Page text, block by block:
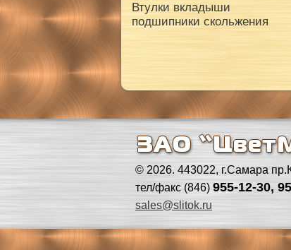
Втулки вкладыши
подшипники скольжения
© 2026. 443022, г.Самара
тел/факс (846) 955-12-30,
sales@slitok.ru